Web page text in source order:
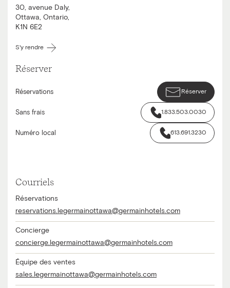
30, avenue Daly,
Ottawa, Ontario,
K1N 6E2
S'y rendre
Réserver
Réservations Réserver
Sans frais 1.833.503.0030
Numéro local 613.691.3230
Courriels
Réservations
reservations.legermainottawa@germainhotels.com
Concierge
concierge.legermainottawa@germainhotels.com
Équipe des ventes
sales.legermainottawa@germainhotels.com